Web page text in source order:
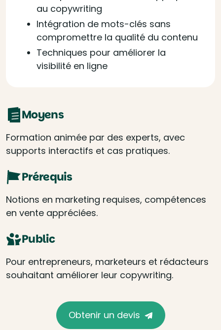
au copywriting
Intégration de mots-clés sans
compromettre la qualité du contenu
Techniques pour améliorer la
visibilité en ligne
Moyens
Formation animée par des experts, avec
supports interactifs et cas pratiques.
Prérequis
Notions en marketing requises, compétences
en vente appréciées.
Public
Pour entrepreneurs, marketeurs et rédacteurs
souhaitant améliorer leur copywriting.
Obtenir un devis